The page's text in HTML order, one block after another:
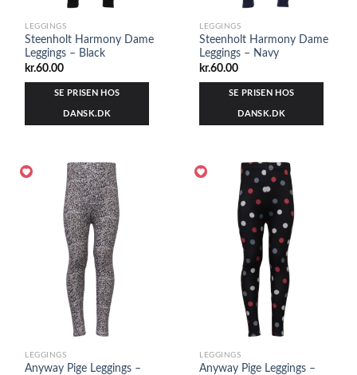
LEGGINGS
Steenholt Harmony Dame
Leggings – Black
kr.60.00
SE PRISEN HOS
DANSK.DK
LEGGINGS
Steenholt Harmony Dame
Leggings – Navy
kr.60.00
SE PRISEN HOS
DANSK.DK
LEGGINGS
Anyway Pige Leggings –
LEGGINGS
Anyway Pige Leggings –